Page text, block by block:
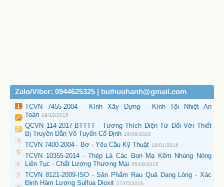
Zalo/Viber: 0944625325 | buihuuhanh@gmail.com
TCVN 7455-2004 - Kính Xây Dựng - Kính Tôi Nhiệt An
Toàn 19/10/2015
QCVN 114-2017-BTTTT - Tương Thích Điện Từ Đối Với Thiết
Bị Truyền Dẫn Vô Tuyến Cố Định 16/08/2020
TCVN 7400-2004 - Bơ - Yêu Cầu Kỹ Thuật 18/01/2016
TCVN 10355-2014 - Thép Lá Các Bon Mạ Kẽm Nhúng Nóng
Liên Tục - Chất Lượng Thương Mại 05/08/2015
TCVN 8121-2009-ISO - Sản Phẩm Rau Quả Dạng Lỏng - Xác
Định Hàm Lượng Sulfua Dioxit 27/05/2016